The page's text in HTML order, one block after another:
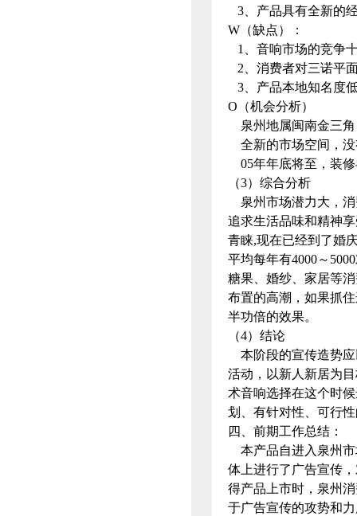
3、产品具有全新的
W（缺点）：
1、音响市场的竞争
2、消费者对三诺平
3、产品本地知名度
O（机会分析）
泉州地属闽南金三角
全新的市场空间，
05年年底将至，装
（3）综合分析
泉州市场潜力大，消
追求生活品味和精神
青睐,现在已经到了婚
平均每年有4000～
糖果、婚纱、家居等
布置的高潮，如果抓
半功倍的效果。
（4）结论
本阶段的宣传造势应
活动，以新人新居为
术音响选择在这个时
划、有针对性、可行
四、前期工作总结：
本产品自进入泉州市
体上进行了广告宣传
得产品上市时，泉州
于广告宣传的攻势和